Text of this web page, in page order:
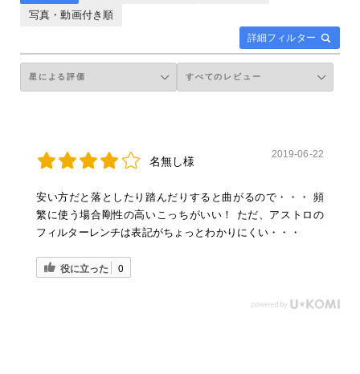
詳細フィルター
写真・動画付き順
名無し様
2019-06-22
安い方だと落としたり踏んだりすると曲がるので・・・ 頻
繁に使う場合剛性の高いこっちがいい！ ただ、アストロの
フィルターレンチは表記がちょっとわかりにくい・・・
役に立った 0